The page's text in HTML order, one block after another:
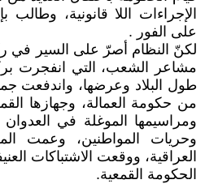
الإجراءات اللا قانونية،
على الفور .
لكنّ النظام أصرّ على السير في
مشاعر الشعب، التي انفجرت
طول البلاد وعرضها، واندفعت
من حكومة العمالة، وجهازها
ومراسيمها الموغلة في
وحريات المواطنين، وعمت
العراقية، ووقعت الاشتباكات
الحكومة القمعية.